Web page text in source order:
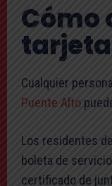
Cómo
tarjeta
Cualquier
Puente Alto
Los residentes
boleta de
certificado de